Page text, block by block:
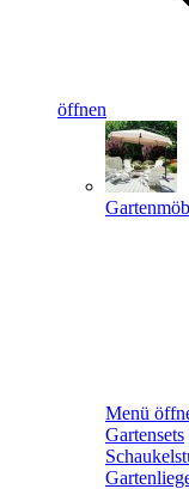
öffnen
Menü
Gartensets